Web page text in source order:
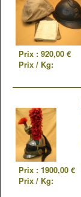
Prix : 920,00 €
Prix / Kg:
Prix : 1900,00 €
Prix / Kg: